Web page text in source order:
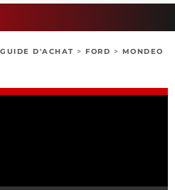
GUIDE D'ACHAT > FORD > MONDEO